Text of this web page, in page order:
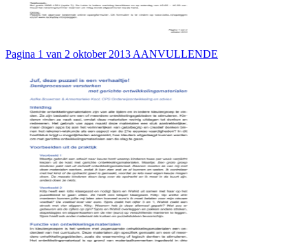
Pagina 1 van 2 oktober 2013 AANVULLENDE